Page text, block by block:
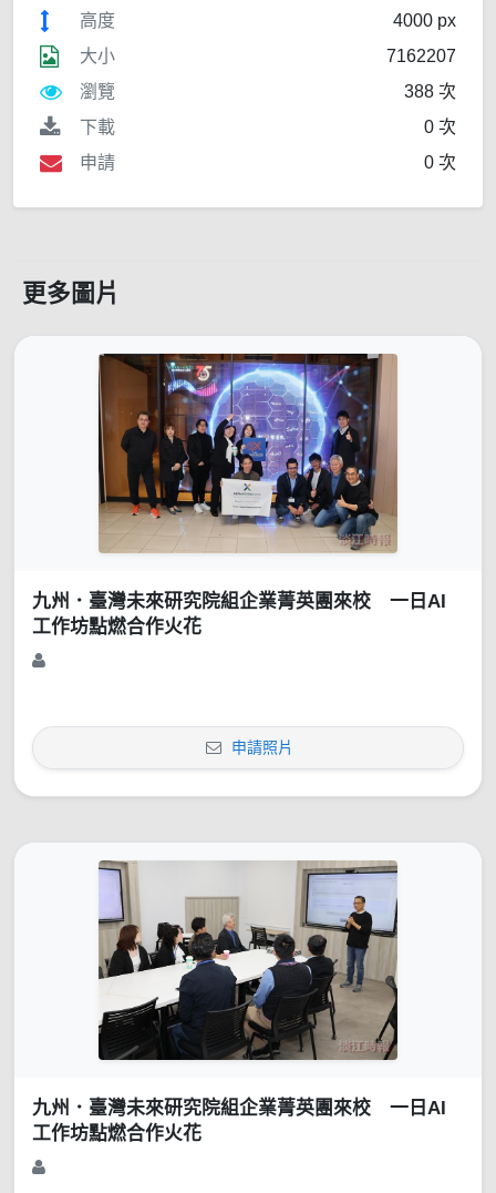
高度
4000 px
大小
7162207
瀏覽
388 次
下載
0 次
申請
0 次
更多圖片
九州．臺灣未來研究院組企業菁英團來校 一日AI
工作坊點燃合作火花
申請照片
九州．臺灣未來研究院組企業菁英團來校 一日AI
工作坊點燃合作火花